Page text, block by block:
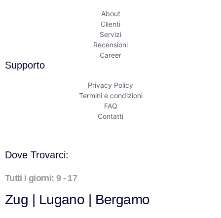
About
Clienti
Servizi
Recensioni
Career
Supporto
Privacy Policy
Termini e condizioni
FAQ
Contatti
Dove Trovarci:
Tutti i giorni: 9 - 17
Zug | Lugano | Bergamo